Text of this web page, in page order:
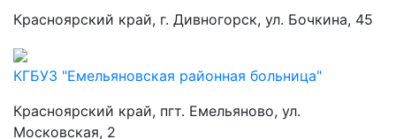
Красноярский край, г. Дивногорск, ул. Бочкина, 45
КГБУЗ "Емельяновская районная больница"
Красноярский край, пгт. Емельяново, ул.
Московская, 2